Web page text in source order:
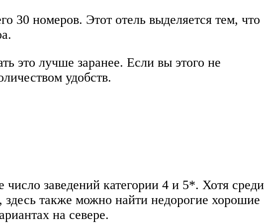
30 номеров. Этот отель выделяется тем, что
это лучше заранее. Если вы этого не
удобств.
заведений категории 4 и 5*. Хотя среди
также можно найти недорогие хорошие
на севере.